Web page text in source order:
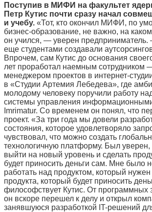
Поступив в МИФИ на факультет
Петр Кутис почти сразу начал
и учебу. «Тот, кто окончил МИФИ, по
бизнес-образование, не важно, на
он учился, — уверен
еще студентами создавали
Впрочем, сам Кутис до основания
лет проработал наемным сотрудником
менеджером проектов в интернет-
в «Студии Артемия Лебедева», где
молодому человеку поручили работу
системы управления
Imrimatur. Со временем он понял, что
проект. «За три года мы довели
состояния, которое удовлетворяло
чувствовал, что можно создать
технологичную платформу. Был уверен,
выйти на новый уровень и сделать
будет приносить деньги сам. Мне было
работать над продуктом, который нужен
продукта, который будет приносить
философствует Кутис. От программных
он вскоре перешел к делу и открыл
занявшуюся разработкой IT-решений